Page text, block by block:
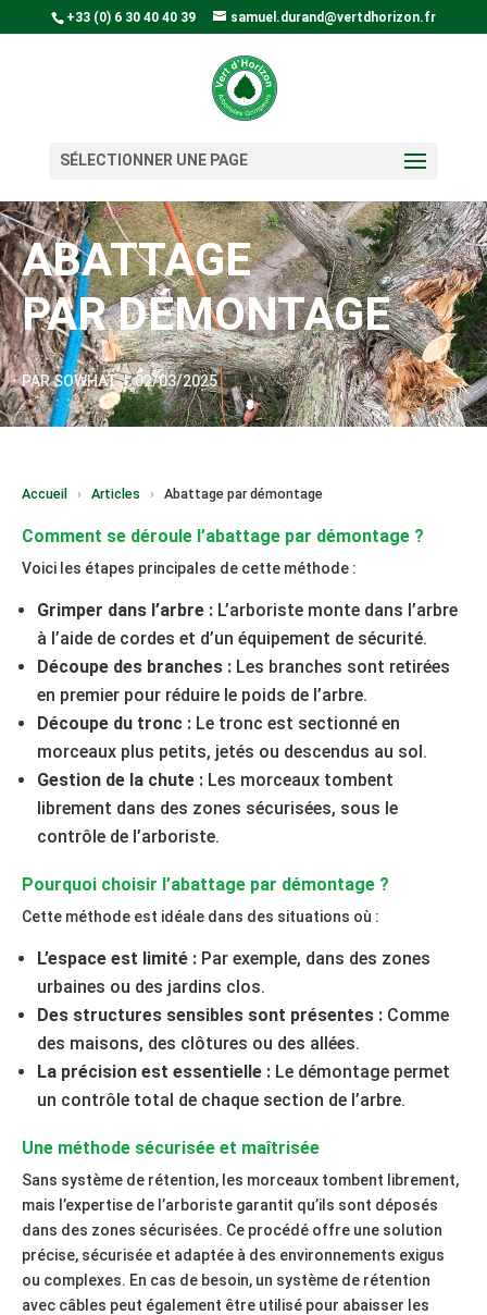
+33 (0) 6 30 40 40 39 samuel.durand@vertdhorizon.fr
SÉLECTIONNER UNE PAGE
ABATTAGE
PAR DÉMONTAGE
PARSOWHAT|02/03/2025
Accueil › Articles › Abattage par démontage
Comment se déroule l’abattage par démontage ?
Voici les étapes principales de cette méthode :
Grimper dans l’arbre : L’arboriste monte dans l’arbre
à l’aide de cordes et d’un équipement de sécurité.
Découpe des branches : Les branches sont retirées
en premier pour réduire le poids de l’arbre.
Découpe du tronc : Le tronc est sectionné en
morceaux plus petits, jetés ou descendus au sol.
Gestion de la chute : Les morceaux tombent
librement dans des zones sécurisées, sous le
contrôle de l’arboriste.
Pourquoi choisir l’abattage par démontage ?
Cette méthode est idéale dans des situations où :
L’espace est limité : Par exemple, dans des zones
urbaines ou des jardins clos.
Des structures sensibles sont présentes : Comme
des maisons, des clôtures ou des allées.
La précision est essentielle : Le démontage permet
un contrôle total de chaque section de l’arbre.
Une méthode sécurisée et maîtrisée
Sans système de rétention, les morceaux tombent librement,
mais l’expertise de l’arboriste garantit qu’ils sont déposés
dans des zones sécurisées. Ce procédé offre une solution
précise, sécurisée et adaptée à des environnements exigus
ou complexes. En cas de besoin, un système de rétention
avec câbles peut également être utilisé pour abaisser les